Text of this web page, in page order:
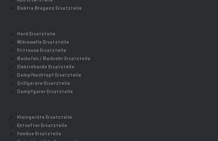
Elektra Bregenz Ersatzteile
Herd Ersatzteile
Mikrowelle Ersatzteile
Fritteuse Ersatzteile
Backofen / Backrohr Ersatzteile
Elektroherde Ersatzteile
Dampfkochtopf Ersatzteile
Grillgeräte Ersatzteile
Dampfgarer Ersatzteile
Kleingeräte Ersatzteile
Entsafter Ersatzteile
Fondue Ersatzteile